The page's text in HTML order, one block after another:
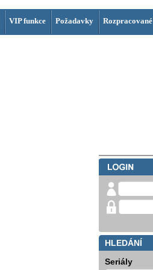
VIP funkce Požadavky Rozpracované
HLEDÁNÍ
Seriály